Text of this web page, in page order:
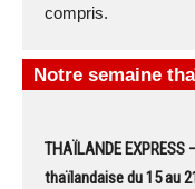
compris.
Notre semaine
THAÏLANDE EXPRESS
thaïlandaise du 15 au